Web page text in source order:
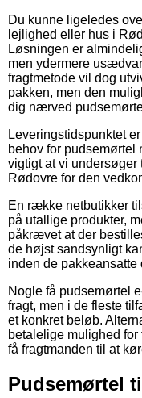
Du kunne ligeledes
lejlighed eller hus i
Løsningen er
men ydermere
fragtmetode vil dog
pakken, men den
dig nærved
Leveringstidspunktet
behov for pudsemørtel
vigtigt at vi undersøger
Rødovre for den
En række netbutikker
på utallige produkter,
påkrævet at der
de højst sandsynligt
inden de pakkeansatte
Nogle få pudsemørtel
fragt, men i de fleste
et konkret beløb.
betalelige mulighed
få fragtmanden til at
Pudsemørtel